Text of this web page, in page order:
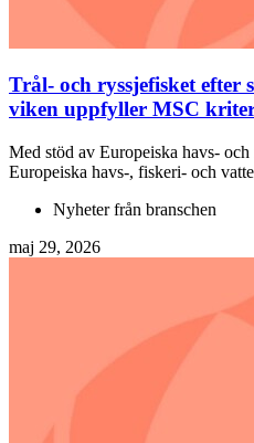
Trål- och ryssjefisket efter
viken uppfyller MSC
Med stöd av Europeiska havs-
Europeiska havs-, fiskeri- och
Nyheter från branschen
maj 29, 2026